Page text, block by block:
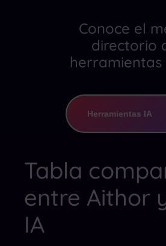
Conoce el
directorio
herramientas
Herramientas IA
Tabla
entre Aithor
IA